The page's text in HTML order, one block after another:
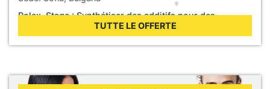
Rolex, Stage : Synthétiser des additifs pour des
Sede: Biel, Svizzera
WHO, Internship - Nutrition and Food Safety
TUTTE LE OFFERTE